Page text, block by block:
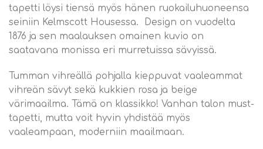
tapetti löysi tiensä myös hänen ruokailuhuoneensa
seiniin Kelmscott Housessa. Design on vuodelta
1876 ja sen maalauksen omainen kuvio on
saatavana monissa eri murretuissa sävyissä.
Tumman vihreällä pohjalla kieppuvat vaaleammat
vihreän sävyt sekä kukkien rosa ja beige
värimaailma. Tämä on klassikko! Vanhan talon must-
tapetti, mutta voit hyvin yhdistää myös
vaaleampaan, moderniin maailmaan.